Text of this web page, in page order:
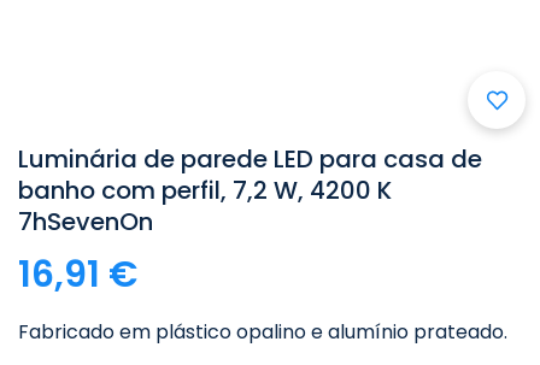
Luminária de parede LED para casa de
banho com perfil, 7,2 W, 4200 K
7hSevenOn
16,91 €
Fabricado em plástico opalino e alumínio prateado.